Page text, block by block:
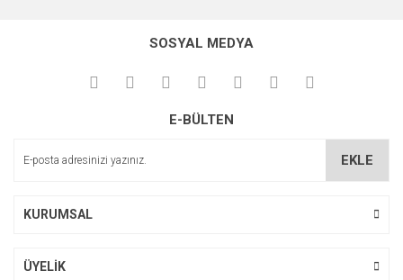
SOSYAL MEDYA
E-BÜLTEN
EKLE
KURUMSAL
ÜYELİK